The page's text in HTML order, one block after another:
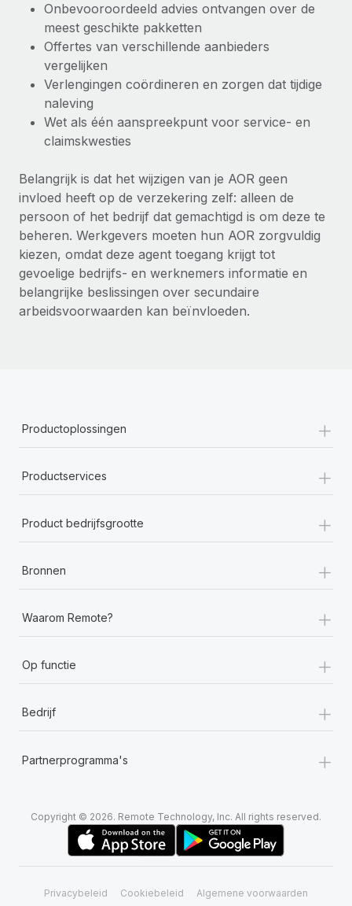
Compliance Watchtower
Blijf compliance-risico's voor
Apparaatbeheer
Lever en track wereldwijd IT-middelen
Entiteiten oprichten
Stel snel compliant entiteiten op
Mobiliteit en overplaatsing
Plaats werknemers moeiteloos over
Secundaire arbeidsvoorwaarden
Eenvoudig secundaire arbeidsvoorwaarden
beheren
BLOG
Global Payroll
EOR en PEO
Contractor Management
Naar de blog
BLOG
Productupdates van Remote: Gusto- en Xero-
integraties en Contractor Management Plus
Het blijft de missie van Remote om alle soorten bedrijven
beheert met Remote
mobiele groeiadviessector, zet zich sinds 2016...
Onbevooroordeeld advies ontvangen over de
meest geschikte pakketten
Offertes van verschillende aanbieders
vergelijken
Verlengingen coördineren en zorgen dat tijdige
naleving
Wet als één aanspreekpunt voor service- en
claimskwesties
Belangrijk is dat het wijzigen van je AOR geen
invloed heeft op de verzekering zelf: alleen de
persoon of het bedrijf dat gemachtigd is om deze te
beheren. Werkgevers moeten hun AOR zorgvuldig
kiezen, omdat deze agent toegang krijgt tot
gevoelige bedrijfs- en werknemers informatie en
belangrijke beslissingen over secundaire
arbeidsvoorwaarden kan beïnvloeden.
Productoplossingen +
Productservices +
Product bedrijfsgrootte +
Bronnen +
Waarom Remote? +
Op functie +
Bedrijf +
Partnerprogramma's +
Copyright © 2026. Remote Technology, Inc. All rights reserved.
Privacybeleid Cookiebeleid Algemene voorwaarden